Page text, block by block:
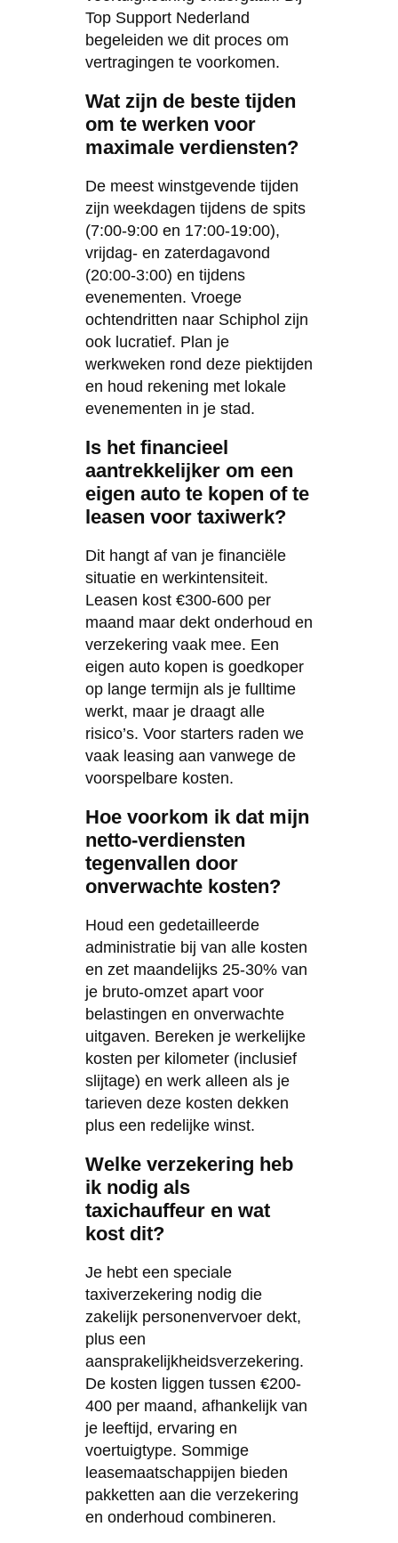
Top Support Nederland
begeleiden we dit proces om
vertragingen te voorkomen.
Wat zijn de beste tijden
om te werken voor
maximale verdiensten?
De meest winstgevende tijden
zijn weekdagen tijdens de spits
(7:00-9:00 en 17:00-19:00),
vrijdag- en zaterdagavond
(20:00-3:00) en tijdens
evenementen. Vroege
ochtendritten naar Schiphol zijn
ook lucratief. Plan je
werkweken rond deze piektijden
en houd rekening met lokale
evenementen in je stad.
Is het financieel
aantrekkelijker om een
eigen auto te kopen of te
leasen voor taxiwerk?
Dit hangt af van je financiële
situatie en werkintensiteit.
Leasen kost €300-600 per
maand maar dekt onderhoud en
verzekering vaak mee. Een
eigen auto kopen is goedkoper
op lange termijn als je fulltime
werkt, maar je draagt alle
risico’s. Voor starters raden we
vaak leasing aan vanwege de
voorspelbare kosten.
Hoe voorkom ik dat mijn
netto-verdiensten
tegenvallen door
onverwachte kosten?
Houd een gedetailleerde
administratie bij van alle kosten
en zet maandelijks 25-30% van
je bruto-omzet apart voor
belastingen en onverwachte
uitgaven. Bereken je werkelijke
kosten per kilometer (inclusief
slijtage) en werk alleen als je
tarieven deze kosten dekken
plus een redelijke winst.
Welke verzekering heb
ik nodig als
taxichauffeur en wat
kost dit?
Je hebt een speciale
taxiverzekering nodig die
zakelijk personenvervoer dekt,
plus een
aansprakelijkheidsverzekering.
De kosten liggen tussen €200-
400 per maand, afhankelijk van
je leeftijd, ervaring en
voertuigtype. Sommige
leasemaatschappijen bieden
pakketten aan die verzekering
en onderhoud combineren.